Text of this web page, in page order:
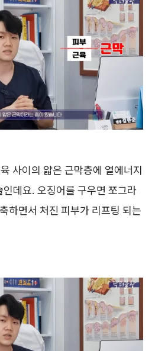
사이의 얇은 근막층에 열에너지
데요. 오징어를 구우면 쪼그라
하면서 처진 피부가 리프팅 되는